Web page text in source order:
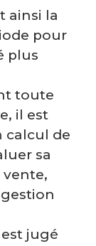
ainsi la
pour
plus
toute
il est
calcul de
sa
vente,
jugé